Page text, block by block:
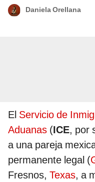
Daniela Orellana
El Servicio de
Aduanas (ICE, por
a una pareja
permanente legal (
Fresnos, Texas, a